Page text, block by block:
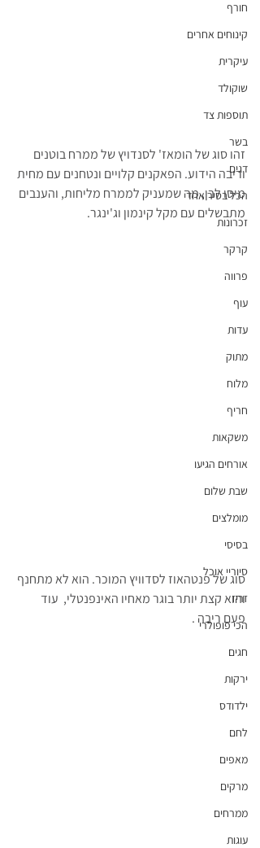
חורף
קינוחים אחרים
עיקרית
שוקולד
תוספות צד
בשר
דגים
הכל בסיר אחד
זכרונות
קרקר
פרווה
עוף
עדות
מתוק
מלוח
חריף
משקאות
אורחים הגיעו
שבת שלום
מומלצים
בסיסי
סיוריי אוכל
זריז
הכי פופולרי
חגים
ירקות
ילדודס
לחם
מאפים
מרקים
ממרחים
עוגות
זהו סוג של הומאז' לסנדויץ של ממרח בוטנים
וריבה הידוע. הפאקנים קלויים ונטחנים עם מחית
מיסו לבן, מה שמעניק לממרח מליחות, והענבים
מתבשלים עם מקל קינמון וג'ינגר.
סוג של פנטהאוז לסדוויץ המוכר. הוא לא מתחנף
והוא קצת יותר בוגר מאחיו האינפנטלי,  עוד
פעם ריבה .